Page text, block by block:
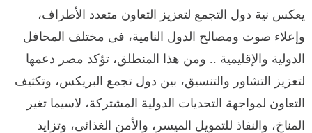
يعكس نية دول التجمع لتعزيز التعاون متعدد الأطراف،
وإعلاء صوت ومصالح الدول النامية، فى مختلف المحافل
الدولية والإقليمية .. ومن هذا المنطلق، تؤكد مصر دعمها
لتعزيز التشاور والتنسيق، بين دول تجمع البريكس، وتكثيف
التعاون لمواجهة التحديات الدولية المشتركة، لاسيما تغير
المناخ، والنفاذ للتمويل الميسر، والأمن الغذائى، وتزايد